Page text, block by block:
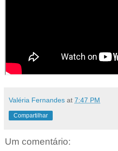
Valéria Fernandes at 7:47 PM
Compartilhar
Um comentário: